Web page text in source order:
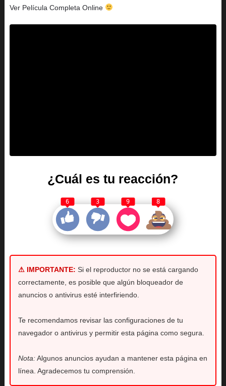
Ver Película Completa Online
¿Cuál es tu reacción?
6 3 9 8
⚠ IMPORTANTE: Si el reproductor no se está cargando
correctamente, es posible que algún bloqueador de
anuncios o antivirus esté interfiriendo.
Te recomendamos revisar las configuraciones de tu
navegador o antivirus y permitir esta página como segura.
Nota:Algunos anuncios ayudan a mantener esta página en
línea. Agradecemos tu comprensión.